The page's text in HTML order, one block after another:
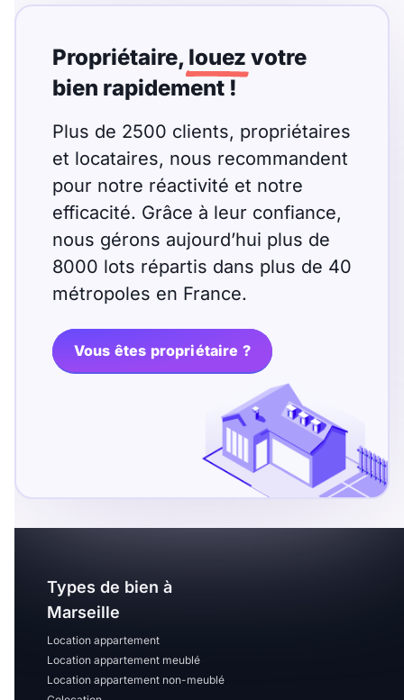
Propriétaire, louez votre
bien rapidement !
Plus de 2500 clients, propriétaires
et locataires, nous recommandent
pour notre réactivité et notre
efficacité. Grâce à leur confiance,
nous gérons aujourd’hui plus de
8000 lots répartis dans plus de 40
métropoles en France.
Vous êtes propriétaire ?
Types de bien à
Marseille
Location appartement
Location appartement meublé
Location appartement non-meublé